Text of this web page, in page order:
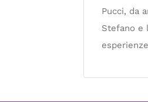
Pucci, da
Stefano e